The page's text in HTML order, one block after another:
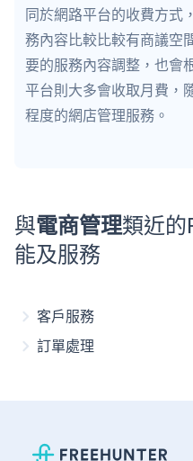
同於網路平台的收費方式
務內容比較比較有商議空
要的服務內容調整，也會
平台則大多會收取月費，
程度的網店管理服務。
與電商管理類近的
能及服務
客戶服務
訂單處理